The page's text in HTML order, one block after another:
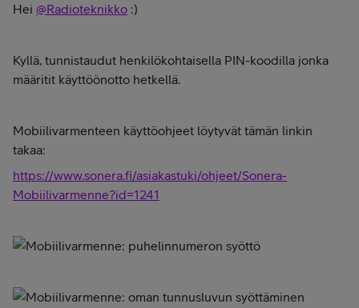
Hei @Radioteknikko :)
Kyllä, tunnistaudut henkilökohtaisella PIN-koodilla jonka
määritit käyttöönotto hetkellä.
Mobiilivarmenteen käyttöohjeet löytyvät tämän linkin
takaa:
https://www.sonera.fi/asiakastuki/ohjeet/Sonera-
Mobiilivarmenne?id=1241